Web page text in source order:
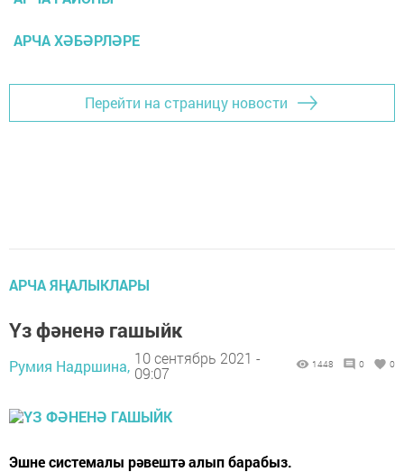
АРЧА ХӘБӘРЛӘРЕ
Перейти на страницу новости
АРЧА ЯҢАЛЫКЛАРЫ
Үз фәненә гашыйк
Румия Надршина, 10 сентябрь 2021 -
09:07
1448 0 0
Эшне системалы рәвештә алып барабыз.